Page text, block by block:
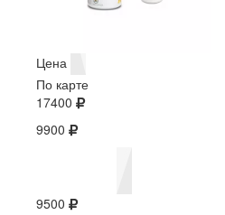
Цена
По карте
17400
9900
9500